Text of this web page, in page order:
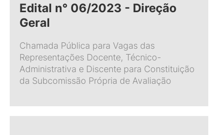
Edital n° 06/2023 - Direção
Geral
Chamada Pública para Vagas das
Representações Docente, Técnico-
Administrativa e Discente para Constituição
da Subcomissão Própria de Avaliação